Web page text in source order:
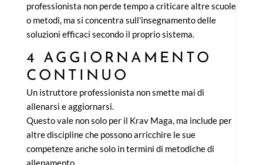
professionista non perde tempo a criticare altre scuole
o metodi, ma si concentra sull'insegnamento delle
soluzioni efficaci secondo il proprio sistema.
4 AGGIORNAMENTO
CONTINUO
Un istruttore professionista non smette mai di
allenarsi e aggiornarsi.
Questo vale non solo per il Krav Maga, ma include per
altre discipline che possono arricchire le sue
competenze anche solo in termini di metodiche di
allenamento.